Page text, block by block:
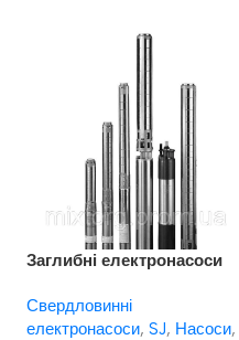
Заглибні електронасоси
(220V)
Свердловинні
електронасоси, SJ, Насоси,